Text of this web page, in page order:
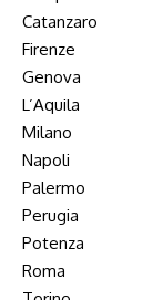
Catanzaro
Firenze
Genova
L’Aquila
Milano
Napoli
Palermo
Perugia
Potenza
Roma